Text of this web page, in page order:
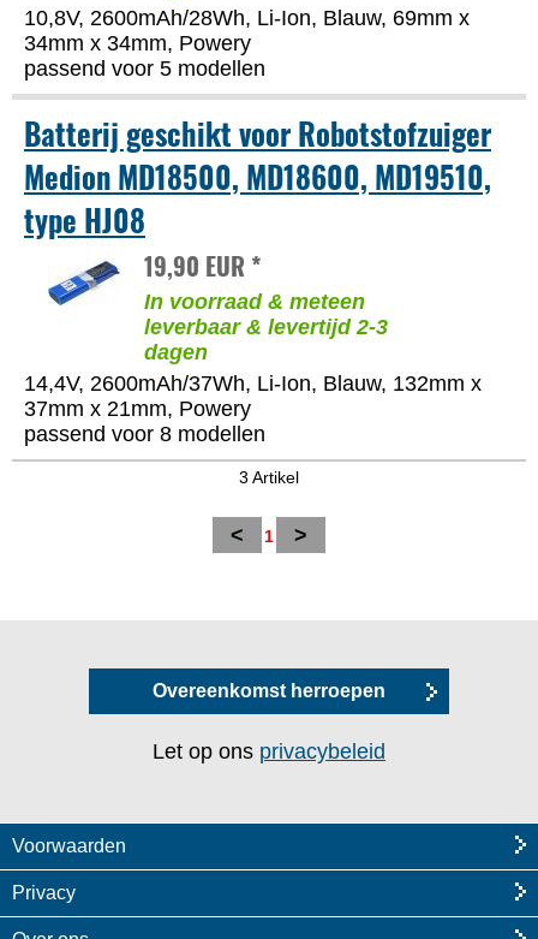
10,8V, 2600mAh/28Wh, Li-Ion, Blauw, 69mm x
34mm x 34mm, Powery
passend voor 5 modellen
Batterij geschikt voor Robotstofzuiger
Medion MD18500, MD18600, MD19510,
type HJ08
19,90 EUR *
In voorraad & meteen
leverbaar & levertijd 2-3
dagen
14,4V, 2600mAh/37Wh, Li-Ion, Blauw, 132mm x
37mm x 21mm, Powery
passend voor 8 modellen
3 Artikel
< 1 >
Overeenkomst herroepen
Let op ons privacybeleid
Voorwaarden
Privacy